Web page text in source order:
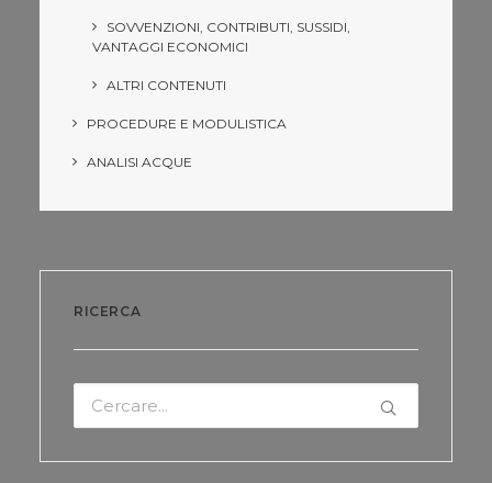
SOVVENZIONI, CONTRIBUTI, SUSSIDI,
VANTAGGI ECONOMICI
ALTRI CONTENUTI
PROCEDURE E MODULISTICA
ANALISI ACQUE
RICERCA